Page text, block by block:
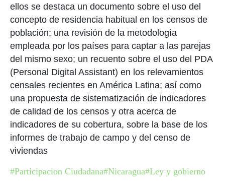
ellos se destaca un documento sobre el uso del
concepto de residencia habitual en los censos de
población; una revisión de la metodología
empleada por los países para captar a las parejas
del mismo sexo; un recuento sobre el uso del PDA
(Personal Digital Assistant) en los relevamientos
censales recientes en América Latina; así como
una propuesta de sistematización de indicadores
de calidad de los censos y otra acerca de
indicadores de su cobertura, sobre la base de los
informes de trabajo de campo y del censo de
viviendas
#Participacion Ciudadana#Nicaragua#Ley y gobierno